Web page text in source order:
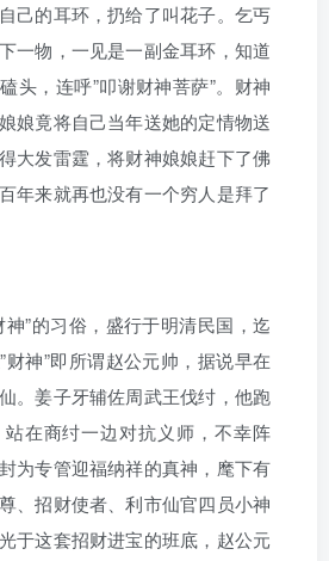
己的耳环，扔给了叫花子。乞丐
一物，一见是一副金耳环，知道
头，连呼”叩谢财神菩萨”。财神
娘竟将自己当年送她的定情物送
大发雷霆，将财神娘娘赶下了佛
年来就再也没有一个穷人是拜了
”的习俗，盛行于明清民国，迄
神”即所谓赵公元帅，据说早在
。姜子牙辅佐周武王伐纣，他跑
在商纣一边对抗义师，不幸阵
为专管迎福纳祥的真神，麾下有
、招财使者、利市仙官四员小神
于这套招财进宝的班底，赵公元